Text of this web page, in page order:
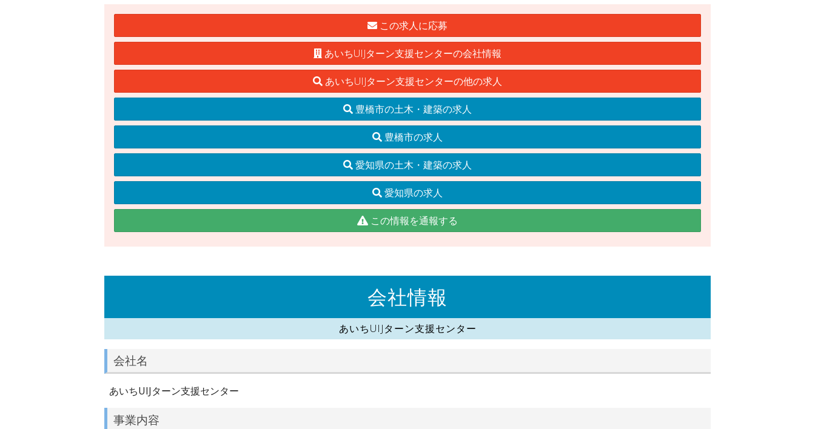
この求人に応募
あいちUIJターン支援センターの会社情報
あいちUIJターン支援センターの他の求人
豊橋市の土木・建築の求人
豊橋市の求人
愛知県の土木・建築の求人
愛知県の求人
この情報を通報する
会社情報
あいちUIJターン支援センター
会社名
あいちUIJターン支援センター
事業内容